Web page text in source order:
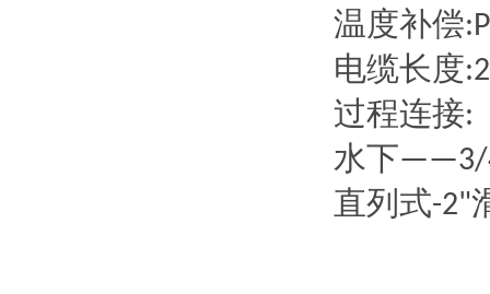
温度补偿
电缆长度
过程连接:
水下——3/
直列式-2"